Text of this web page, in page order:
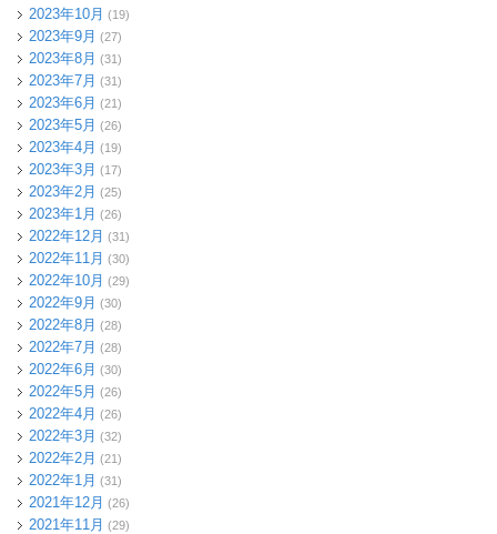
2023年10月 (19)
2023年9月 (27)
2023年8月 (31)
2023年7月 (31)
2023年6月 (21)
2023年5月 (26)
2023年4月 (19)
2023年3月 (17)
2023年2月 (25)
2023年1月 (26)
2022年12月 (31)
2022年11月 (30)
2022年10月 (29)
2022年9月 (30)
2022年8月 (28)
2022年7月 (28)
2022年6月 (30)
2022年5月 (26)
2022年4月 (26)
2022年3月 (32)
2022年2月 (21)
2022年1月 (31)
2021年12月 (26)
2021年11月 (29)